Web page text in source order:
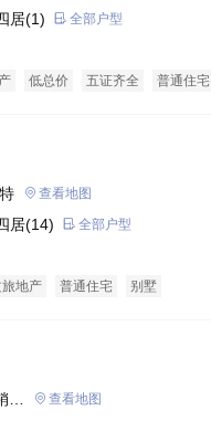
居(1) 全部户型
低总价 五证齐全 普通住宅
查看地图
居(14) 全部户型
地产 普通住宅 别墅
查看地图